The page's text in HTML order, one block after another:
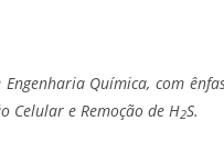
Química, com
Celular e Remoção de H2S.